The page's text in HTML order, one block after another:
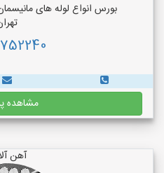
بورس انواع لوله های
مشاهده
آهن